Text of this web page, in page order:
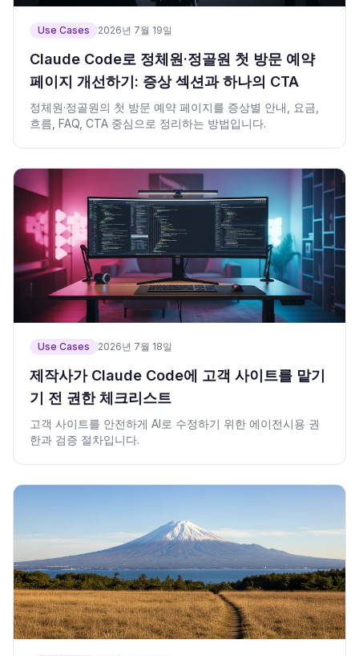
Use Cases 2026년 7월 19일
Claude Code로 정체원·정골원 첫 방문 예약
페이지 개선하기: 증상 섹션과 하나의 CTA
정체원·정골원의 첫 방문 예약 페이지를 증상별 안내, 요금,
흐름, FAQ, CTA 중심으로 정리하는 방법입니다.
Use Cases 2026년 7월 18일
제작사가 Claude Code에 고객 사이트를 맡기
기 전 권한 체크리스트
고객 사이트를 안전하게 AI로 수정하기 위한 에이전시용 권
한과 검증 절차입니다.